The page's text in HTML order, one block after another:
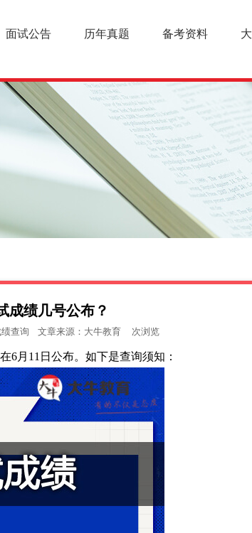
面试公告 历年真题 备考资料
成绩几号公布？
查询 文章来源： 大牛教育 次浏览
6月11日公布。如下是查询须知：